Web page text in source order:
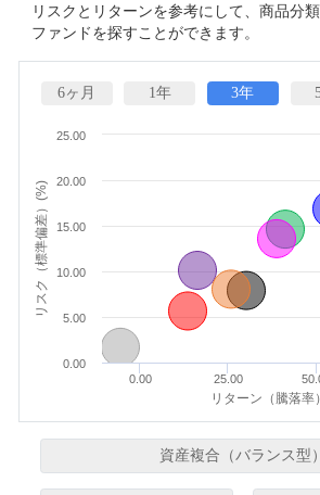
リスクとリターンを参考にして、商品分
ファンドを探すことができます。
6ヶ月 1年 3年
リターン（騰落率
リスク（標準偏差）(%)
0.00 25.00
0.00
5.00
10.00
15.00
20.00
25.00
資産複合（バランス型）